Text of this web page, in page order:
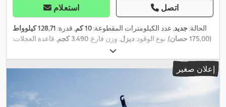
استعلام اتصل
الحالة:جديد, عدد الكيلومترات المقطوعة:10 كم , قدرة:
128,71 كيلوواط
(175,00 حصان)
, نوع الوقود:ديزل, وزن فارغ:3.490 كجم
, قاعدة العجلات:
, لون:أبيض
التروس:ميكانيكي, عدد التروس:4, فئة الانبعاثات:يورو 6 إي , تعليق:فولاذ,
عدد المقاعد:3, سنة الصنع:2026 , معدات:EBS (نظام المكابح الإلكتروني),
بالطاقة, جهاز تسجيل السرعة (تاكوغراف), كمبيوتر على متن المركبة,
مركبة لغير المدخنين, مساعد الحفاظ على المسار, منفذ USB, نظام
إعلان صغير